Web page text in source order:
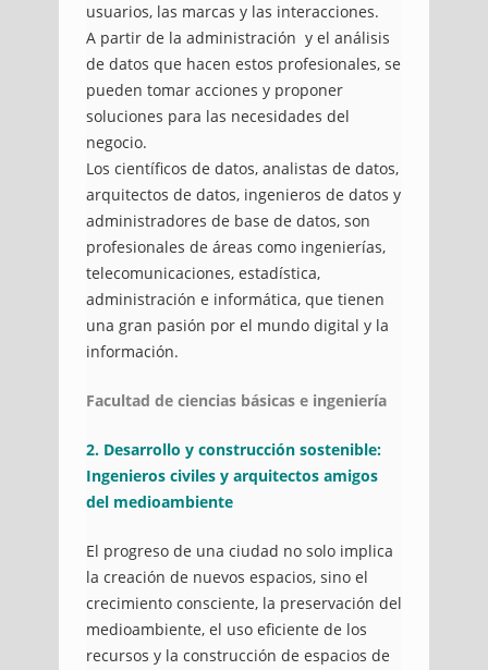
usuarios, las marcas y las interacciones.
A partir de la administración y el análisis
de datos que hacen estos profesionales, se
pueden tomar acciones y proponer
soluciones para las necesidades del
negocio.
Los científicos de datos, analistas de datos,
arquitectos de datos, ingenieros de datos y
administradores de base de datos, son
profesionales de áreas como ingenierías,
telecomunicaciones, estadística,
administración e informática, que tienen
una gran pasión por el mundo digital y la
información.
Facultad de ciencias básicas e ingeniería
2. Desarrollo y construcción sostenible:
Ingenieros civiles y arquitectos amigos
del medioambiente
El progreso de una ciudad no solo implica
la creación de nuevos espacios, sino el
crecimiento consciente, la preservación del
medioambiente, el uso eficiente de los
recursos y la construcción de espacios de